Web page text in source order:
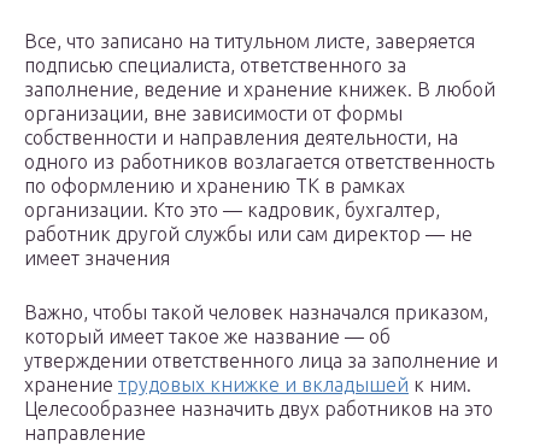
Все, что записано на титульном листе, заверяется
подписью специалиста, ответственного за
заполнение, ведение и хранение книжек. В любой
организации, вне зависимости от формы
собственности и направления деятельности, на
одного из работников возлагается ответственность
по оформлению и хранению ТК в рамках
организации. Кто это — кадровик, бухгалтер,
работник другой службы или сам директор — не
имеет значения
Важно, чтобы такой человек назначался приказом,
который имеет такое же название — об
утверждении ответственного лица за заполнение и
хранение трудовых книжке и вкладышей к ним.
Целесообразнее назначить двух работников на это
направление